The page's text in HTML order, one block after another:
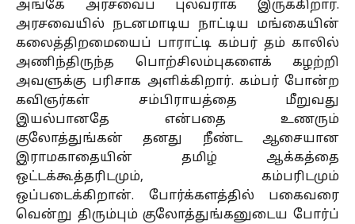
அங்கே அரசவைப் புலவராக இருக்கிறார்.
அரசவையில் நடனமாடிய நாட்டிய மங்கையின்
கலைத்திறமையைப் பாராட்டி கம்பர் தம் காலில்
அணிந்திருந்த பொற்சிலம்புகளைக் கழற்றி
அவளுக்கு பரிசாக அளிக்கிறார். கம்பர் போன்ற
கவிஞர்கள் சம்பிராயத்தை மீறுவது
இயல்பானதே என்பதை உணரும்
குலோத்துங்கன் தனது நீண்ட ஆசையான
இராமகாதையின் தமிழ் ஆக்கத்தை
ஒட்டக்கூத்தரிடமும், கம்பரிடமும்
ஒப்படைக்கிறான். போர்க்களத்தில் பகைவரை
வென்று திரும்பும் குலோத்துங்கனுடைய போர்ப்